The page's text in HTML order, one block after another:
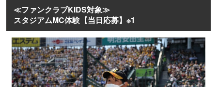
≪ファンクラブKIDS対象≫
スタジアムMC体験【当日応募】※1